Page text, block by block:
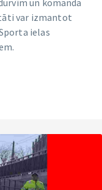
un komanda
var izmantot
ielas